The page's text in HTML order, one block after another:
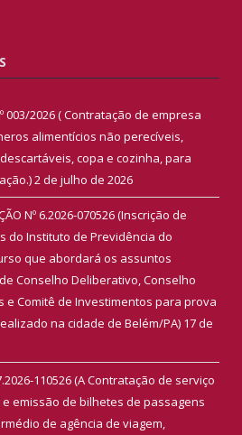
003/2026 ( Contratação de empresa
alimentícios não perecíveis,
copa e cozinha, para
2 de julho de 2026
Nº 6.2026-070526 (Inscrição de
do Instituto de Previdência do
que abordará os assuntos
Conselho Deliberativo, Conselho
e Comitê de Investimentos para prova
na cidade de Belém/PA) 17 de
110526 (A Contratação de serviço
emissão de bilhetes de passagens
de agência de viagem,